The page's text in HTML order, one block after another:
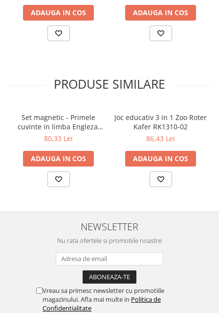
ADAUGA IN COS ADAUGA IN COS
PRODUSE SIMILARE
Set magnetic - Primele
cuvinte in limba Engleza,
clasa 1 si 2 Fiesta Crafts
80,33 Lei
ADAUGA IN COS
Joc educativ 3 in 1 Zoo Roter
Kafer RK1310-02
86,43 Lei
ADAUGA IN COS
NEWSLETTER
Nu rata ofertele si promotiile noastre
Vreau sa primesc newsletter cu promotiile
magazinului. Afla mai multe in Politica de
Confidentialitate